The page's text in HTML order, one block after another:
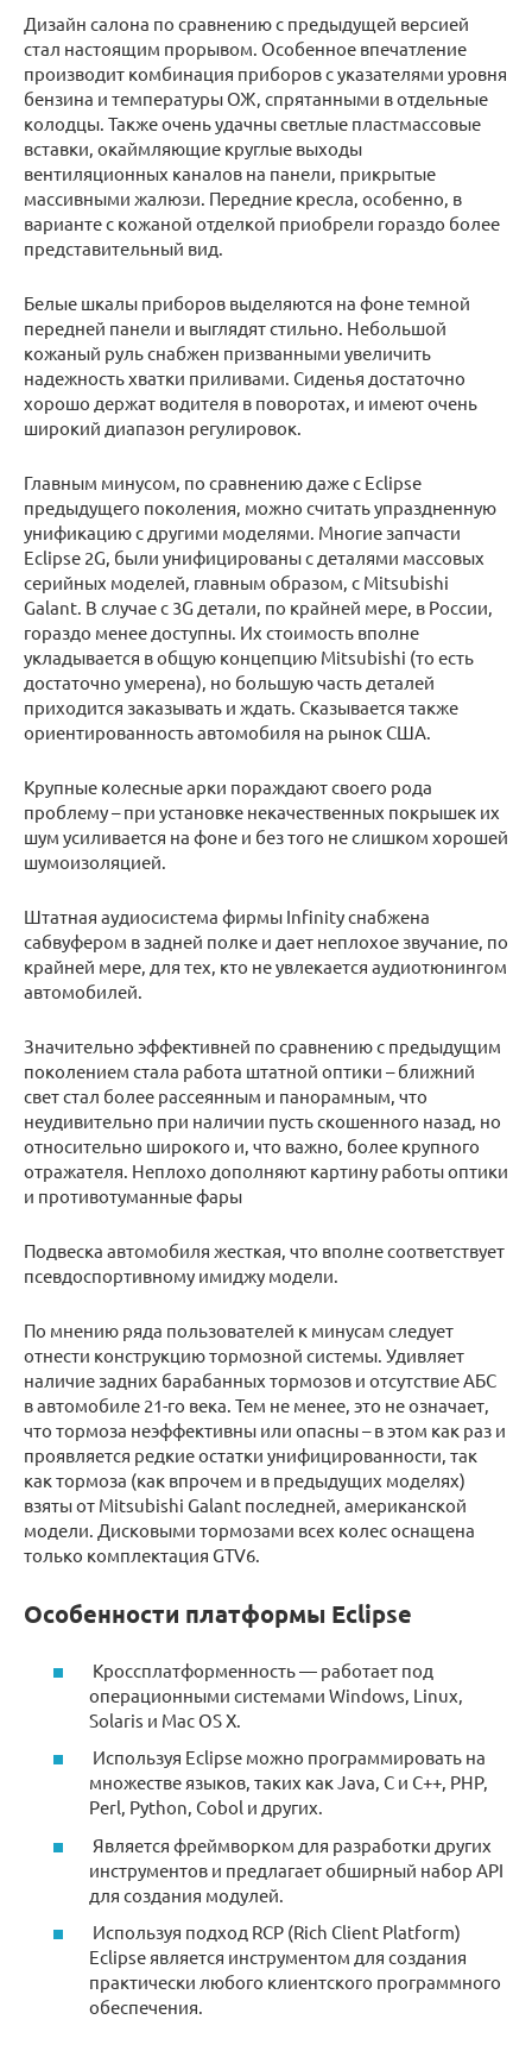
Дизайн салона по сравнению с предыдущей версией
стал настоящим прорывом. Особенное впечатление
производит комбинация приборов с указателями уровня
бензина и температуры ОЖ, спрятанными в отдельные
колодцы. Также очень удачны светлые пластмассовые
вставки, окаймляющие круглые выходы
вентиляционных каналов на панели, прикрытые
массивными жалюзи. Передние кресла, особенно, в
варианте с кожаной отделкой приобрели гораздо более
представительный вид.
Белые шкалы приборов выделяются на фоне темной
передней панели и выглядят стильно. Небольшой
кожаный руль снабжен призванными увеличить
надежность хватки приливами. Сиденья достаточно
хорошо держат водителя в поворотах, и имеют очень
широкий диапазон регулировок.
Главным минусом, по сравнению даже с Eclipse
предыдущего поколения, можно считать упраздненную
унификацию с другими моделями. Многие запчасти
Eclipse 2G, были унифицированы с деталями массовых
серийных моделей, главным образом, с Mitsubishi
Galant. В случае с 3G детали, по крайней мере, в России,
гораздо менее доступны. Их стоимость вполне
укладывается в общую концепцию Mitsubishi (то есть
достаточно умерена), но большую часть деталей
приходится заказывать и ждать. Сказывается также
ориентированность автомобиля на рынок США.
Крупные колесные арки пораждают своего рода
проблему – при установке некачественных покрышек их
шум усиливается на фоне и без того не слишком хорошей
шумоизоляцией.
Штатная аудиосистема фирмы Infinity снабжена
сабвуфером в задней полке и дает неплохое звучание, по
крайней мере, для тех, кто не увлекается аудиотюнингом
автомобилей.
Значительно эффективней по сравнению с предыдущим
поколением стала работа штатной оптики – ближний
свет стал более рассеянным и панорамным, что
неудивительно при наличии пусть скошенного назад, но
относительно широкого и, что важно, более крупного
отражателя. Неплохо дополняют картину работы оптики
и противотуманные фары
Подвеска автомобиля жесткая, что вполне соответствует
псевдоспортивному имиджу модели.
По мнению ряда пользователей к минусам следует
отнести конструкцию тормозной системы. Удивляет
наличие задних барабанных тормозов и отсутствие АБС
в автомобиле 21-го века. Тем не менее, это не означает,
что тормоза неэффективны или опасны – в этом как раз и
проявляется редкие остатки унифицированности, так
как тормоза (как впрочем и в предыдущих моделях)
взяты от Mitsubishi Galant последней, американской
модели. Дисковыми тормозами всех колес оснащена
только комплектация GTV6.
Особенности платформы Eclipse
Кроссплатформенность — работает под
операционными системами Windows, Linux,
Solaris и Mac OS X.
Используя Eclipse можно программировать на
множестве языков, таких как Java, C и C++, PHP,
Perl, Python, Cobol и других.
Является фреймворком для разработки других
инструментов и предлагает обширный набор API
для создания модулей.
Используя подход RCP (Rich Client Platform)
Eclipse является инструментом для создания
практически любого клиентского программного
обеспечения.